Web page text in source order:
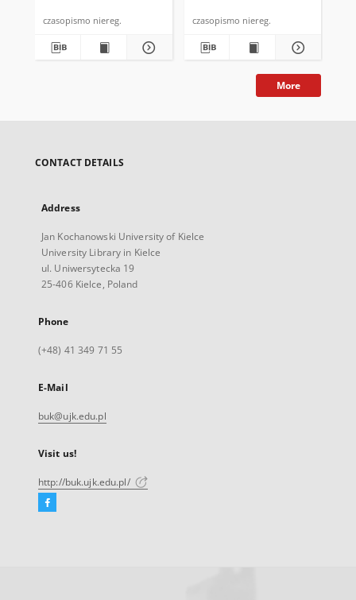
czasopismo niereg. czasopismo niereg.
More
CONTACT DETAILS
Address
Jan Kochanowski University of Kielce
University Library in Kielce
ul. Uniwersytecka 19
25-406 Kielce, Poland
Phone
(+48) 41 349 71 55
E-Mail
buk@ujk.edu.pl
Visit us!
http://buk.ujk.edu.pl/
Facebook